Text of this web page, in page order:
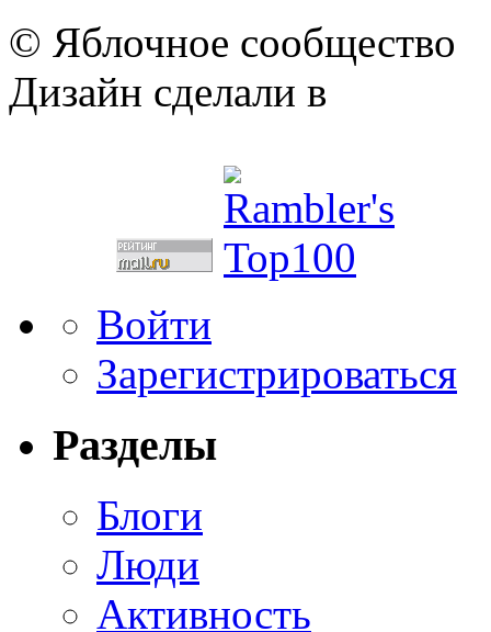
© Яблочное сообщество
Дизайн сделали в
Войти
Зарегистрироваться
Разделы
Блоги
Люди
Активность